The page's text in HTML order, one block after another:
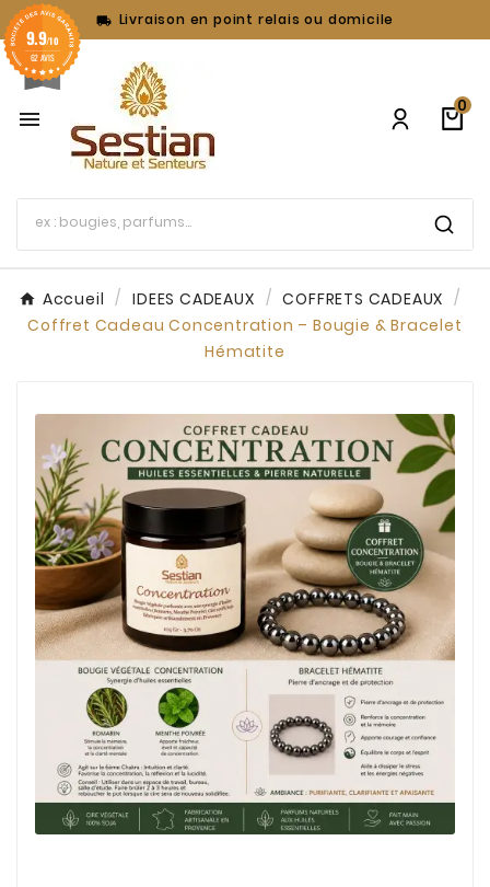
 Livraison en point relais ou domicile

0
Accueil IDEES CADEAUX
COFFRETS CADEAUX
Coffret Cadeau Concentration – Bougie & Bracelet
Hématite
9.9/10
62 AVIS